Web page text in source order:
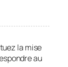
la mise
au